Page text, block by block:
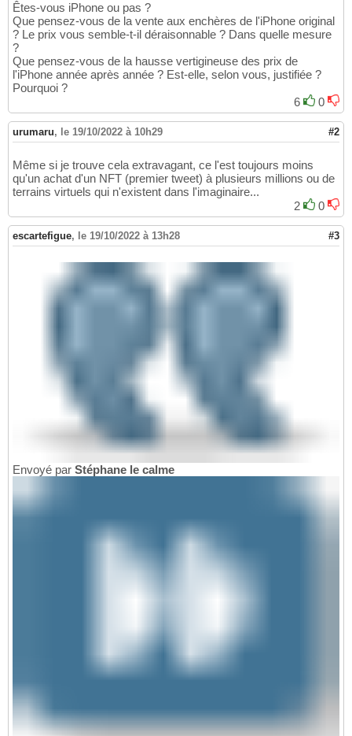
Êtes-vous iPhone ou pas ?
Que pensez-vous de la vente aux enchères de l'iPhone original
? Le prix vous semble-t-il déraisonnable ? Dans quelle mesure
?
Que pensez-vous de la hausse vertigineuse des prix de
l'iPhone année après année ? Est-elle, selon vous, justifiée ?
Pourquoi ?
6
0
urumaru, le 19/10/2022 à 10h29 #2
Même si je trouve cela extravagant, ce l'est toujours moins
qu'un achat d'un NFT (premier tweet) à plusieurs millions ou de
terrains virtuels qui n'existent dans l'imaginaire...
2
0
escartefigue, le 19/10/2022 à 13h28 #3
Envoyé par Stéphane le calme